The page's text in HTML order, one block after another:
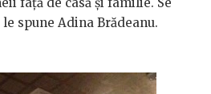
le spune Adina Brădeanu.